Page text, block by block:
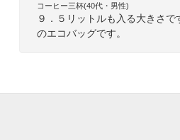
コーヒー三杯(40代・男性)
９．５リットルも入る大きさ
のエコバッグです。